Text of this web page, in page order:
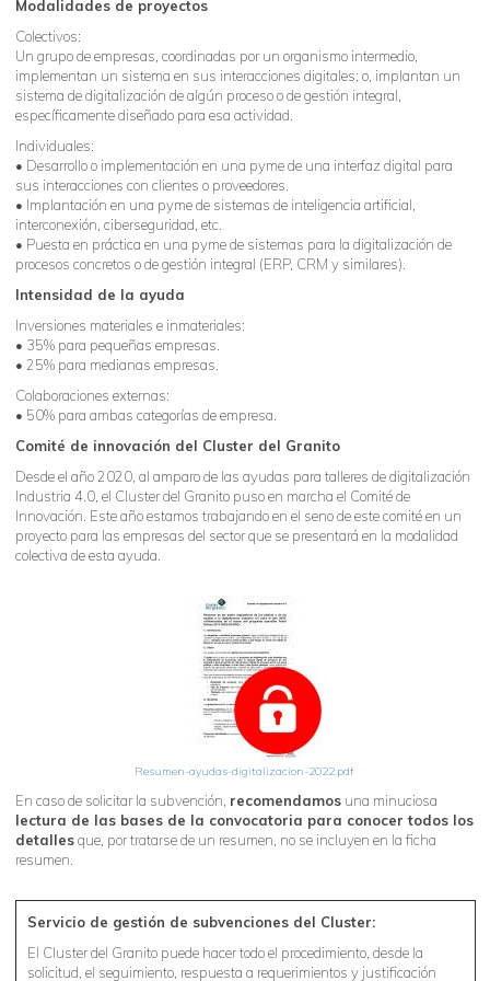
Modalidades de proyectos
Colectivos:
Un grupo de empresas, coordinadas por un organismo intermedio,
implementan un sistema en sus interacciones digitales; o, implantan un
sistema de digitalización de algún proceso o de gestión integral,
específicamente diseñado para esa actividad.
Individuales:
• Desarrollo o implementación en una pyme de una interfaz digital para
sus interacciones con clientes o proveedores.
• Implantación en una pyme de sistemas de inteligencia artificial,
interconexión, ciberseguridad, etc.
• Puesta en práctica en una pyme de sistemas para la digitalización de
procesos concretos o de gestión integral (ERP, CRM y similares).
Intensidad de la ayuda
Inversiones materiales e inmateriales:
• 35% para pequeñas empresas.
• 25% para medianas empresas.
Colaboraciones externas:
• 50% para ambas categorías de empresa.
Comité de innovación del Cluster del Granito
Desde el año 2020, al amparo de las ayudas para talleres de digitalización
Industria 4.0, el Cluster del Granito puso en marcha el Comité de
Innovación. Este año estamos trabajando en el seno de este comité en un
proyecto para las empresas del sector que se presentará en la modalidad
colectiva de esta ayuda.
Resumen-ayudas-digitalizacion-2022.pdf
En caso de solicitar la subvención, recomendamosuna minuciosa
lectura de las bases de la convocatoria para conocer todos los
detallesque, por tratarse de un resumen, no se incluyen en la ficha
resumen.
Servicio de gestión de subvenciones del Cluster:
El Cluster del Granito puede hacer todo el procedimiento, desde la
solicitud, el seguimiento, respuesta a requerimientos y justificación